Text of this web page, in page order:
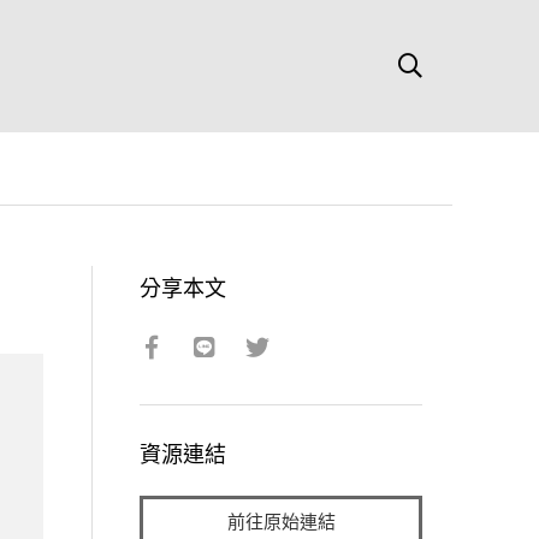
分享本文
資源連結
前往原始連結